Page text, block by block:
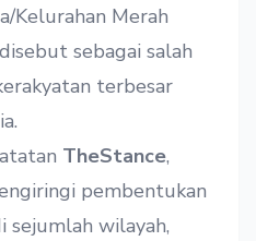
Kelurahan Merah
sebagai salah
terbesar
TheStance,
pembentukan
sejumlah wilayah,